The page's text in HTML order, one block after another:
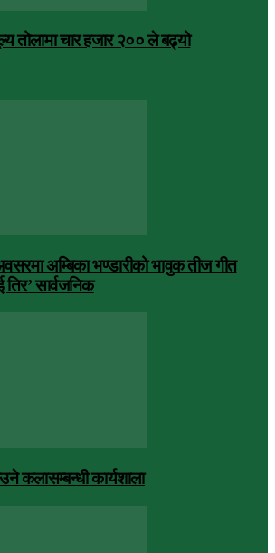
तोलामा चार हजार २०० ले बढ्यो
अम्बिका भण्डारीको भावुक तीज गीत
तिर’ सार्वजनिक
कलासम्बन्धी कार्यशाला